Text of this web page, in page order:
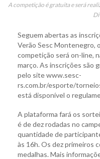
A competição é gratuita e será
Seguem abertas as
Verão Sesc Montenegro,
competição será on-line,
março. As inscrições são
pelo site www.sesc-
rs.com.br/esporte/
está disponível o
A plataforma fará os
é de dez rodadas no
quantidade de
às 16h. Os dez primeiros
medalhas. Mais